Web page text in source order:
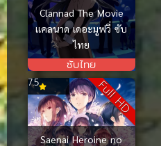
Clannad The Movie
แคลนาด เดอะมูฟวี่ ซับ
ไทย
ซับไทย
Full HD
Saenai Heroine no
7.5